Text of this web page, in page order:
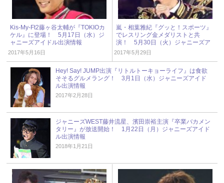
Kis-My-Ft2藤ヶ谷太輔が『TOKIOカ
ケル』に登場！ 5月17日（水）ジ
ャニーズアイドル出演情報
2017年5月16日
嵐・相葉雅紀『グッと！スポーツ』
でレスリング金メダリストと共
演！ 5月30日（火）ジャニーズア
イドル出演情報
2017年5月29日
Hey! Say! JUMP出演『リトルトーキョーライフ』は食欲
そそるグルメラング！ 3月1日（水）ジャニーズアイド
ル出演情報
2017年2月28日
ジャニーズWEST藤井流星、濱田崇裕主演『卒業バカメン
タリー』が放送開始！ 1月22日（月）ジャニーズアイド
ル出演情報
2018年1月21日